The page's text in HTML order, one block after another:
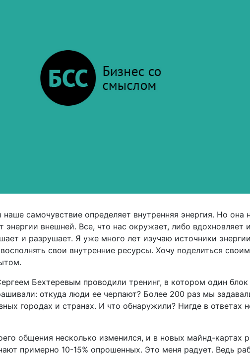
самочувствие определяет внутренняя энергия. Но она
энергии внешней. Все, что нас окружает, либо вдохновляет и
и разрушает. Я уже много лет изучаю источники
свои внутренние ресурсы. Хочу поделиться
Бехтеревым проводили тренинг, в котором один
откуда люди ее черпают? Более 200 раз мы
городах и странах. И что обнаружили? Нигде в ответах
общения несколько изменился, и в новых майнд-картах
примерно 10-15% опрошенных. Это меня радует. Ведь